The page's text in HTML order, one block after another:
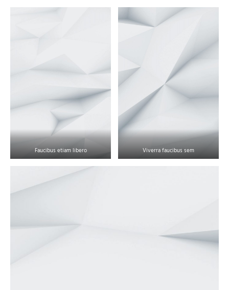
Faucibus etiam libero Viverra faucibus sem